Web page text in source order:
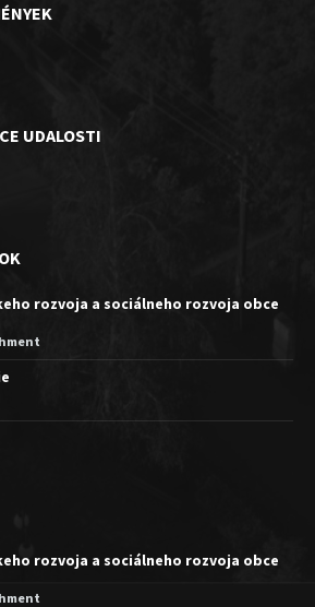
UDALOSTI
rozvoja a sociálneho rozvoja obce
rozvoja a sociálneho rozvoja obce